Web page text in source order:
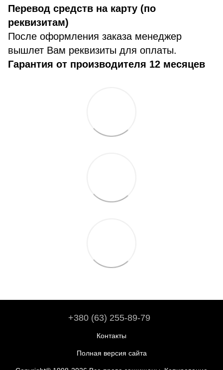
Перевод средств на карту (по
реквизитам)
После оформления заказа менеджер
вышлет Вам реквизиты для оплаты.
Гарантия от производителя 12 месяцев
+380 (63) 255-89-79
Контакты
Полная версия сайта